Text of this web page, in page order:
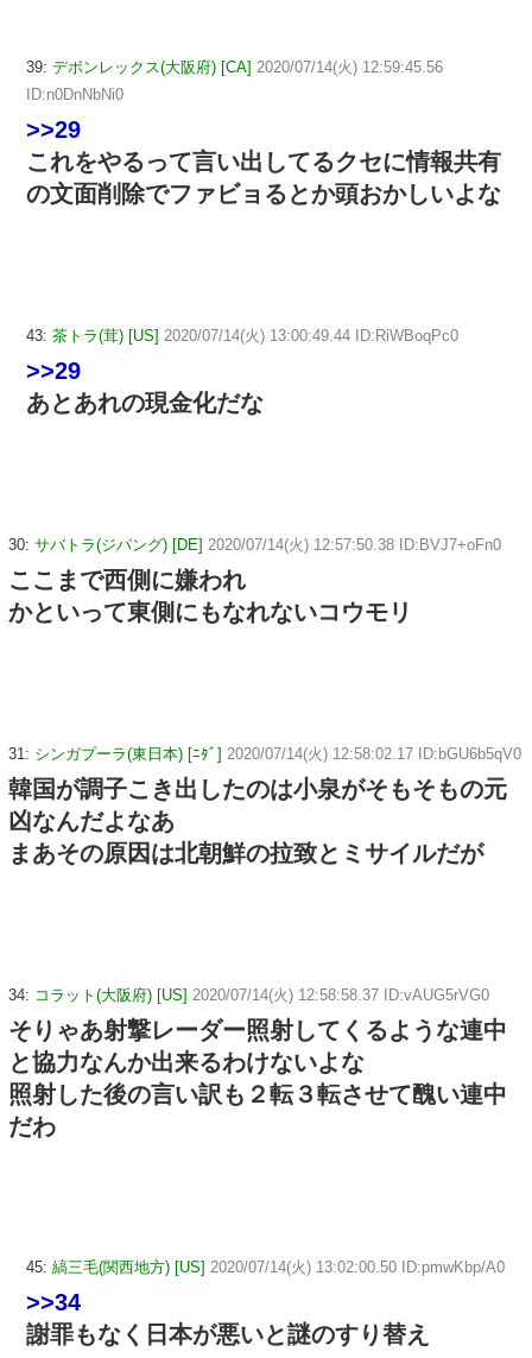
39: デボンレックス(大阪府) [CA] 2020/07/14(火) 12:59:45.56
ID:n0DnNbNi0
>>29
これをやるって言い出してるクセに情報共有
の文面削除でファビョるとか頭おかしいよな
43: 茶トラ(茸) [US] 2020/07/14(火) 13:00:49.44 ID:RiWBoqPc0
>>29
あとあれの現金化だな
30: サバトラ(ジパング) [DE] 2020/07/14(火) 12:57:50.38 ID:BVJ7+oFn0
ここまで西側に嫌われ
かといって東側にもなれないコウモリ
31: シンガプーラ(東日本) [ﾆﾀﾞ] 2020/07/14(火) 12:58:02.17 ID:bGU6b5qV0
韓国が調子こき出したのは小泉がそもそもの元
凶なんだよなあ
まあその原因は北朝鮮の拉致とミサイルだが
34: コラット(大阪府) [US] 2020/07/14(火) 12:58:58.37 ID:vAUG5rVG0
そりゃあ射撃レーダー照射してくるような連中
と協力なんか出来るわけないよな
照射した後の言い訳も２転３転させて醜い連中
だわ
45: 縞三毛(関西地方) [US] 2020/07/14(火) 13:02:00.50 ID:pmwKbp/A0
>>34
謝罪もなく日本が悪いと謎のすり替え